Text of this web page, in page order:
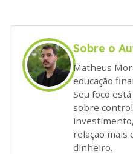
Sobre o
Matheus
educação
Seu foco
sobre
relação mais
dinheiro.